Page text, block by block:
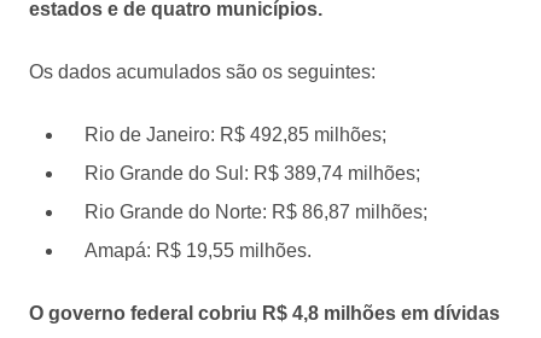
estados e de quatro municípios.
Os dados acumulados são os seguintes:
Rio de Janeiro: R$ 492,85 milhões;
Rio Grande do Sul: R$ 389,74 milhões;
Rio Grande do Norte: R$ 86,87 milhões;
Amapá: R$ 19,55 milhões.
O governo federal cobriu R$ 4,8 milhões em dívidas